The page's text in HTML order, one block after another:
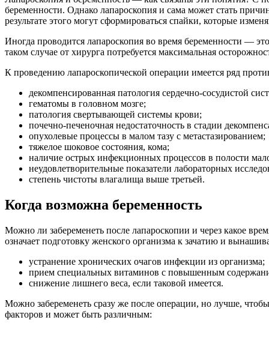
беременности. Однако лапароскопия и сама может стать
результате этого могут сформироваться спайки, которые
Иногда проводится лапароскопия во время беременности —
таком случае от хирурга потребуется максимальная
К проведению лапароскопической операции имеется ряд
декомпенсированная патология сердечно-сосудистой
гематомы в головном мозге;
патология свертывающей системы крови;
почечно-печеночная недостаточность в стадии
опухолевые процессы в малом тазу с метастазированием;
тяжелое шоковое состояния, кома;
наличие острых инфекционных процессов в полости
неудовлетворительные показатели лабораторных
степень чистоты влагалища выше третьей.
Когда возможна беременность
Можно ли забеременеть после лапароскопии и через какое
означает подготовку женского организма к зачатию и
устранение хронических очагов инфекции из организма;
прием специальных витаминов с повышенным
снижение лишнего веса, если таковой имеется.
Можно забеременеть сразу же после операции, но лучше,
факторов и может быть различным: